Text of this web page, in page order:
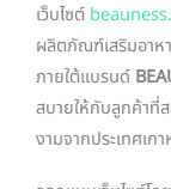
เว็บไซต์
ผลิตภัณฑ์เสริมอาห
ภายใต้แบรนด์
สบายให้กับลูกค้าที่
งามจากประเทศเกา